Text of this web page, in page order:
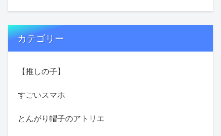
カテゴリー
【推しの子】
すごいスマホ
とんがり帽子のアトリエ